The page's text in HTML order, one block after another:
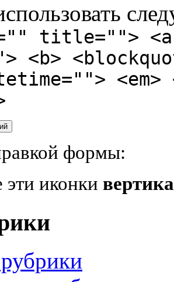
title="">
<b>
формы:
эти иконки